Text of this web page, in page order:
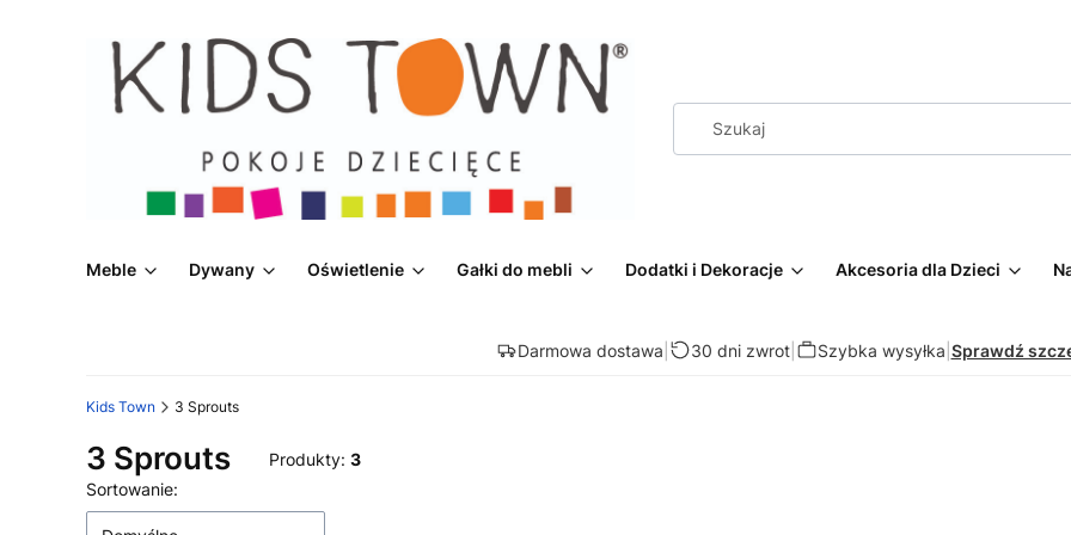
Meble Dywany Oświetlenie Gałki do mebli Dodatki i Dekoracje Akcesoria dla Dzieci
Darmowa dostawa 30 dni zwrot| Szybka wysyłka Sprawdź
Kids Town 3 Sprouts
3 Sprouts Produkty: 3
Lista produktów
Sortowanie: